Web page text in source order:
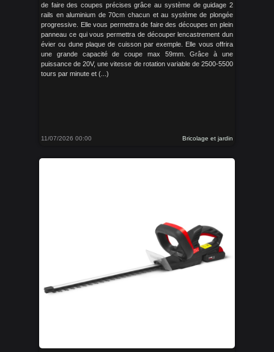
de faire des coupes précises grâce au système de guidage 2
rails en aluminium de 70cm chacun et au système de plongée
progressive. Elle vous permettra de faire des découpes en plein
panneau ce qui vous permettra de découper lencastrement dun
évier ou dune plaque de cuisson par exemple. Elle vous offrira
une grande capacité de coupe max 59mm. Grâce à une
puissance de 20V, une vitesse de rotation variable de 2500-5500
tours par minute et (...)
11/07/2026 00:00 Bricolage et jardin